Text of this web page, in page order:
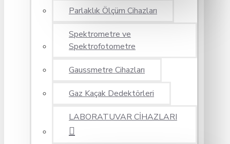
Parlaklık Ölçüm Cihazları
Spektrometre ve
Spektrofotometre
Gaussmetre Cihazları
Gaz Kaçak Dedektörleri
LABORATUVAR CİHAZLARI